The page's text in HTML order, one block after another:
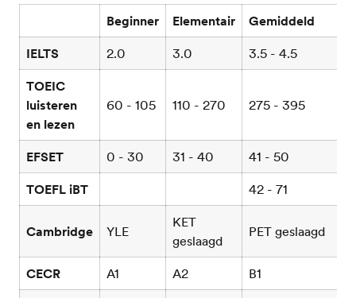
Beginner Elementair Gemiddeld
IELTS
2.0 3.0 3.5 - 4.5
TOEIC
luisteren
en lezen
60 - 105 110 - 270 275 - 395
EFSET 0 - 30 31 - 40 41 - 50
TOEFL iBT
42 - 71
Cambridge YLE
KET
geslaagd
PET geslaagd
CECR A1 A2 B1